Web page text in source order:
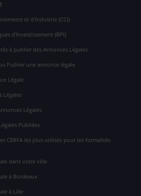
et d'Industrie (CCI)
d'Investissement (BPI)
à publier des Annonces Légales
Publier une annonce légale
Légale
Légales
Légales
Publiées
CERFA les plus utilisés pour les formalités
dans votre ville
à Bordeaux
à Lille